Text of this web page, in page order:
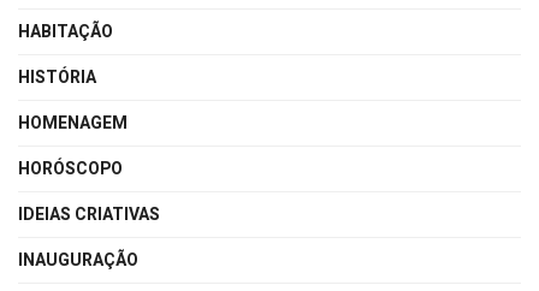
HABITAÇÃO
HISTÓRIA
HOMENAGEM
HORÓSCOPO
IDEIAS CRIATIVAS
INAUGURAÇÃO